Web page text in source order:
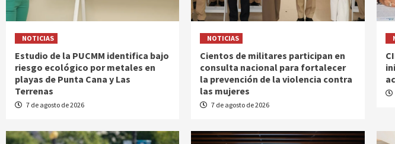
NOTICIAS
Estudio de la PUCMM identifica bajo
riesgo ecológico por metales en
playas de Punta Cana y Las
Terrenas
7 de agosto de 2026
NOTICIAS
Cientos de militares participan en
consulta nacional para fortalecer
la prevención de la violencia contra
las mujeres
7 de agosto de 2026